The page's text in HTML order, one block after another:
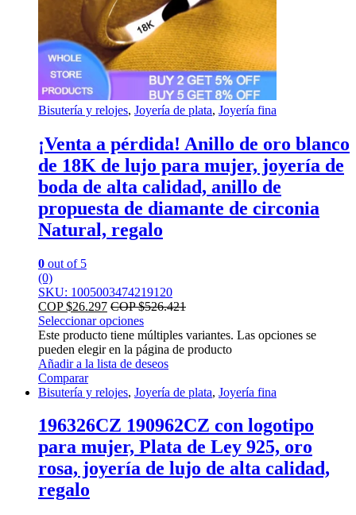
Bisutería y relojes, Joyería de plata, Joyería fina
¡Venta a pérdida! Anillo de oro blanco
de 18K de lujo para mujer, joyería de
boda de alta calidad, anillo de
propuesta de diamante de circonia
Natural, regalo
0 out of 5
(0)
SKU: 1005003474219120
COP $26.297 COP $526.421
Seleccionar opciones
Este producto tiene múltiples variantes. Las opciones se
pueden elegir en la página de producto
Añadir a la lista de deseos
Comparar
Bisutería y relojes, Joyería de plata, Joyería fina
196326CZ 190962CZ con logotipo
para mujer, Plata de Ley 925, oro
rosa, joyería de lujo de alta calidad,
regalo